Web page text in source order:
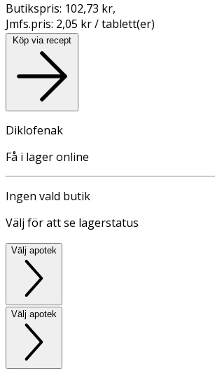
Butikspris: 102,73 kr,
Jmfs.pris: 2,05 kr / tablett(er)
Köp via recept
Diklofenak
Få i lager online
Ingen vald butik
Välj för att se lagerstatus
Välj apotek
Välj apotek